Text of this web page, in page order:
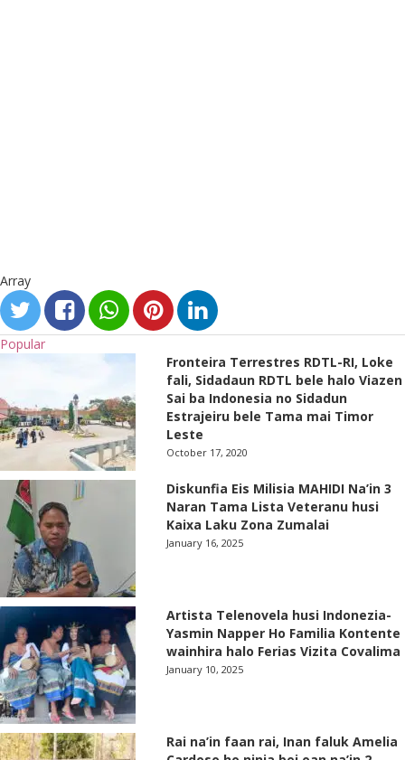
Array
Popular
Fronteira Terrestres RDTL-RI, Loke
fali, Sidadaun RDTL bele halo Viazen
Sai ba Indonesia no Sidadun
Estrajeiru bele Tama mai Timor
Leste
October 17, 2020
Diskunfia Eis Milisia MAHIDI Na’in 3
Naran Tama Lista Veteranu husi
Kaixa Laku Zona Zumalai
January 16, 2025
Artista Telenovela husi Indonezia-
Yasmin Napper Ho Familia Kontente
wainhira halo Ferias Vizita Covalima
January 10, 2025
Rai na’in faan rai, Inan faluk Amelia